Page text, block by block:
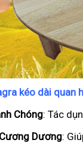
kéo dài quan
Chóng: Tác
Dương: